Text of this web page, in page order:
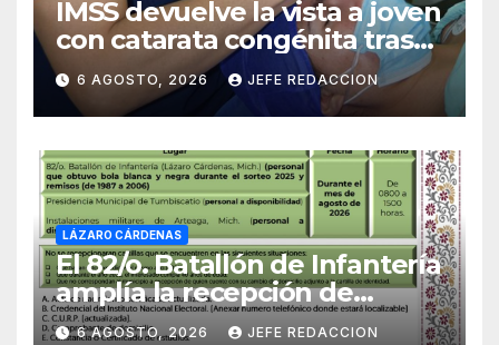
IMSS devuelve la vista a joven
con catarata congénita tras
23 años de limitación visual
6 AGOSTO, 2026 JEFE REDACCION
LÁZARO CÁRDENAS
El 82/o. Batallón de Infantería
amplía la recepción de
documentos para obtener La
6 AGOSTO, 2026 JEFE REDACCION